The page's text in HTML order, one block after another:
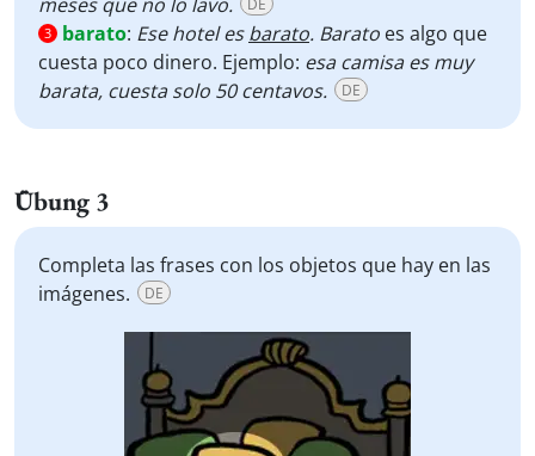
DE
3 barato: Ese hotel esbarato. Barato es algo que
cuesta poco dinero. Ejemplo: esa camisa es muy
barata, cuesta solo 50 centavos.
DE
Übung 3
Completa las frases con los objetos que hay en las
imágenes.
DE